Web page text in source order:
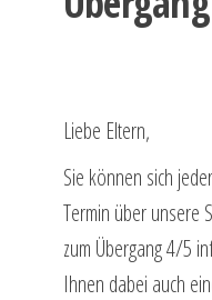
Liebe Eltern,
Sie können sich
Termin über unsere
zum Übergang 4/5
Ihnen dabei auch